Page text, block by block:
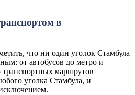
в
что ни один уголок Стамбула
от автобусов до метро и
маршрутов
уголка Стамбула, и